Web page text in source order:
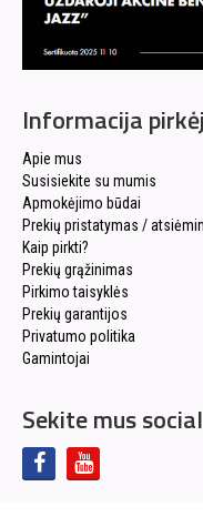
Informacija
Apie mus
Susisiekite su mumis
Apmokėjimo būdai
Prekių pristatymas /
Kaip pirkti?
Prekių grąžinimas
Pirkimo taisyklės
Prekių garantijos
Privatumo politika
Gamintojai
Sekite mus